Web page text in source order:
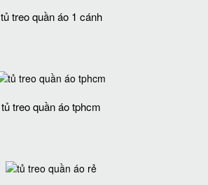
tủ treo quần áo 1 cánh
tủ treo quần áo tphcm